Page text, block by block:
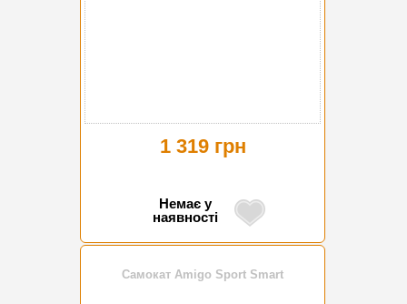
1 319 грн
Немає у
наявності
Самокат Amigo Sport Smart